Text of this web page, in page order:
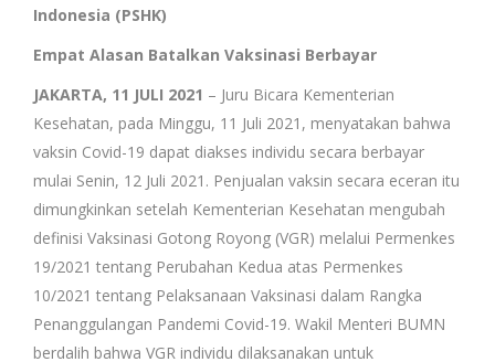
Indonesia (PSHK)
Empat Alasan Batalkan Vaksinasi Berbayar
JAKARTA, 11 JULI 2021 – Juru Bicara Kementerian
Kesehatan, pada Minggu, 11 Juli 2021, menyatakan bahwa
vaksin Covid-19 dapat diakses individu secara berbayar
mulai Senin, 12 Juli 2021. Penjualan vaksin secara eceran itu
dimungkinkan setelah Kementerian Kesehatan mengubah
definisi Vaksinasi Gotong Royong (VGR) melalui Permenkes
19/2021 tentang Perubahan Kedua atas Permenkes
10/2021 tentang Pelaksanaan Vaksinasi dalam Rangka
Penanggulangan Pandemi Covid-19. Wakil Menteri BUMN
berdalih bahwa VGR individu dilaksanakan untuk